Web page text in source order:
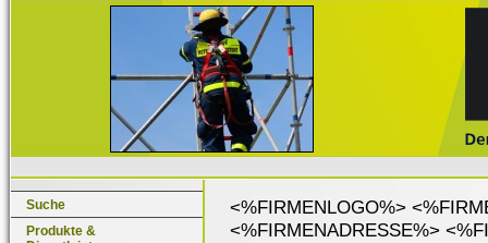
Suche
Produkte &
<%FIRMENLOGO%>
<%FIRMENADRESSE%>